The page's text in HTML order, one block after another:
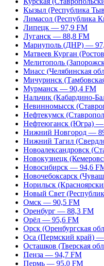
Кызыл (Республика
Лимасол (Республика
Липецк — 97,9 FM
Луганск — 88,8 FM
Мариуполь (ДНР) —
Матвеев Курган
Мелитополь
Миасс (Челябинская
Мичуринск
Мурманск — 90,4 FM
Нальчик (Кабардино-
Невинномысск
Нефтекумск
Нефтеюганск (Югра) —
Нижний Новгород —
Нижний Тагил
Новоалександровск
Новокузнецк
Новосибирск — 94,6
Новочебоксарск
Норильск
Новый Свет
Омск — 90,5 FM
Оренбург — 88,3 FM
Орёл — 95,6 FM
Орск (Оренбургская
Оса (Пермский край)
Осташков (Тверская
Пенза — 94,7 FM
Пермь — 95,0 FM